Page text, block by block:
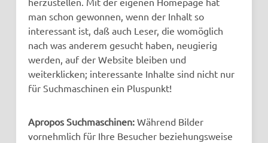
man schon gewonnen, wenn der Inhalt so
interessant ist, daß auch Leser, die womöglich
nach was anderem gesucht haben, neugierig
werden, auf der Website bleiben und
weiterklicken; interessante Inhalte sind nicht nur
für Suchmaschinen ein Pluspunkt!
Apropos Suchmaschinen: Während Bilder
vornehmlich für Ihre Besucher beziehungsweise